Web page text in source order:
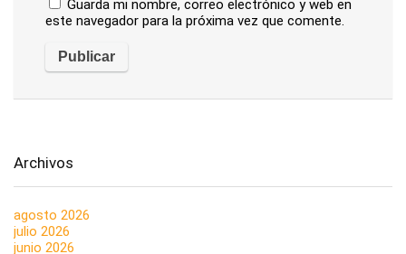
Guarda mi nombre, correo electrónico y web en
este navegador para la próxima vez que comente.
Archivos
agosto 2026
julio 2026
junio 2026